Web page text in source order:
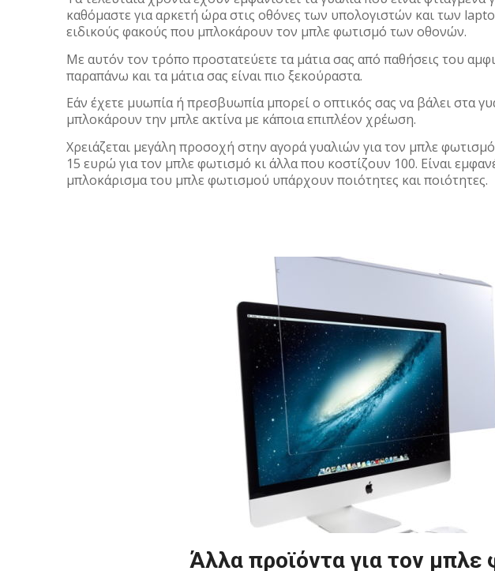
καθόμαστε για αρκετή ώρα στις οθόνες των υπολογιστών και των
ειδικούς φακούς που μπλοκάρουν τον μπλε φωτισμό των οθονών.
Με αυτόν τον τρόπο προστατεύετε τα μάτια σας από παθήσεις του
παραπάνω και τα μάτια σας είναι πιο ξεκούραστα.
Εάν έχετε μυωπία ή πρεσβυωπία μπορεί ο οπτικός σας να βάλει στα
μπλοκάρουν την μπλε ακτίνα με κάποια επιπλέον χρέωση.
Χρειάζεται μεγάλη προσοχή στην αγορά γυαλιών για τον μπλε
15 ευρώ για τον μπλε φωτισμό κι άλλα που κοστίζουν 100. Είναι
μπλοκάρισμα του μπλε φωτισμού υπάρχουν ποιότητες και ποιότητες.
Άλλα προϊόντα για τον μπλε